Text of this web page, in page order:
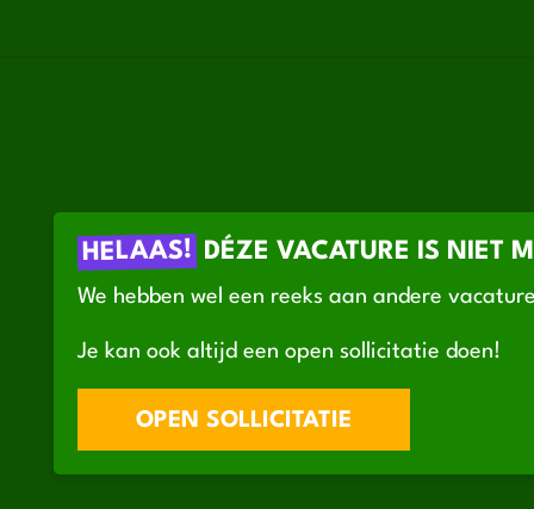
HELAAS! DÉZE VACATURE IS NIET
We hebben wel een reeks aan andere
Je kan ook altijd een open sollicitatie doen!
OPEN SOLLICITATIE